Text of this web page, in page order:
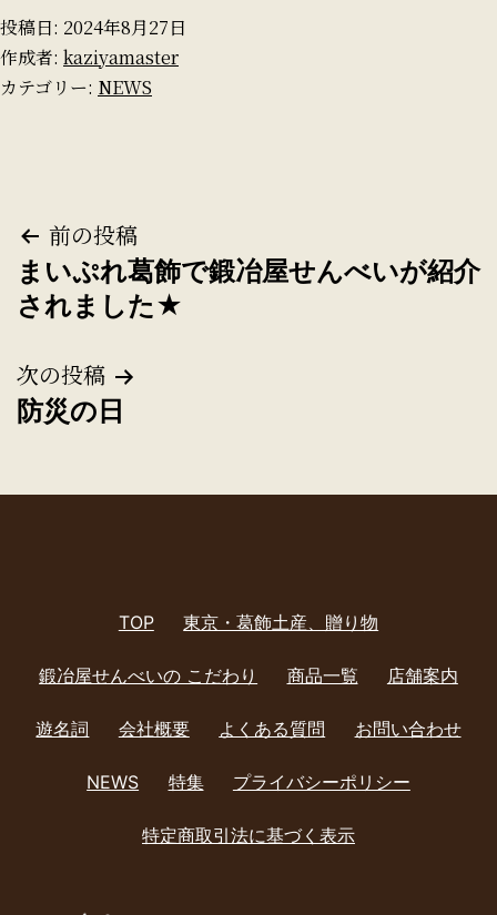
投稿日: 2024年8月27日
作成者: kaziyamaster
カテゴリー: NEWS
投
稿
ビ
ー
前の投稿
まいぷれ葛飾で鍛冶屋せんべいが紹介
されました★
次の投稿
防災の日
TOP 東京・葛飾土産、贈り物
鍛冶屋せんべいの こだわり 商品一覧 店舗案内
遊名詞 会社概要 よくある質問 お問い合わせ
NEWS 特集 プライバシーポリシー
特定商取引法に基づく表示